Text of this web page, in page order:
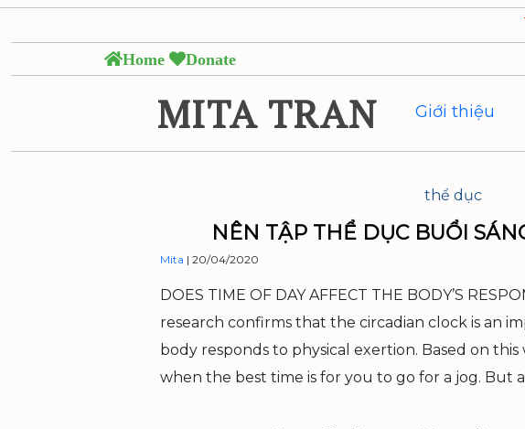
to
content
Tỏi đen
Home Donate
MITA TRAN Giới thiệu
thể dục
NÊN TẬP THỂ DỤC BUỔI
Mita | 20/04/2020
DOES TIME OF DAY AFFECT THE BODY’S
research confirms that the circadian clock is an
body responds to physical exertion. Based on this
when the best time is for you to go for a jog. But